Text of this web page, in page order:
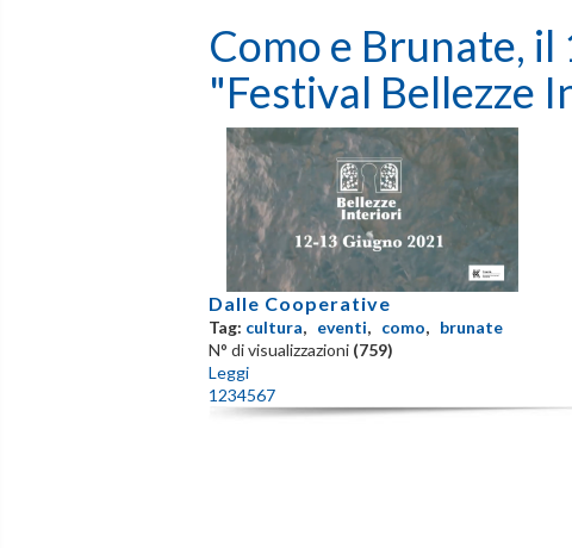
Como e Brunate,
"Festival Bellezze
Dalle Cooperative
Tag: cultura, eventi, como, brunate
N° di visualizzazioni (759)
Leggi
1 234567